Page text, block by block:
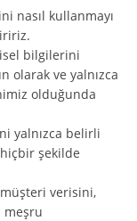
nasıl kullanmayı
bilgilerini
olarak ve yalnızca
olduğunda
yalnızca belirli
şekilde
verisini,
meşru